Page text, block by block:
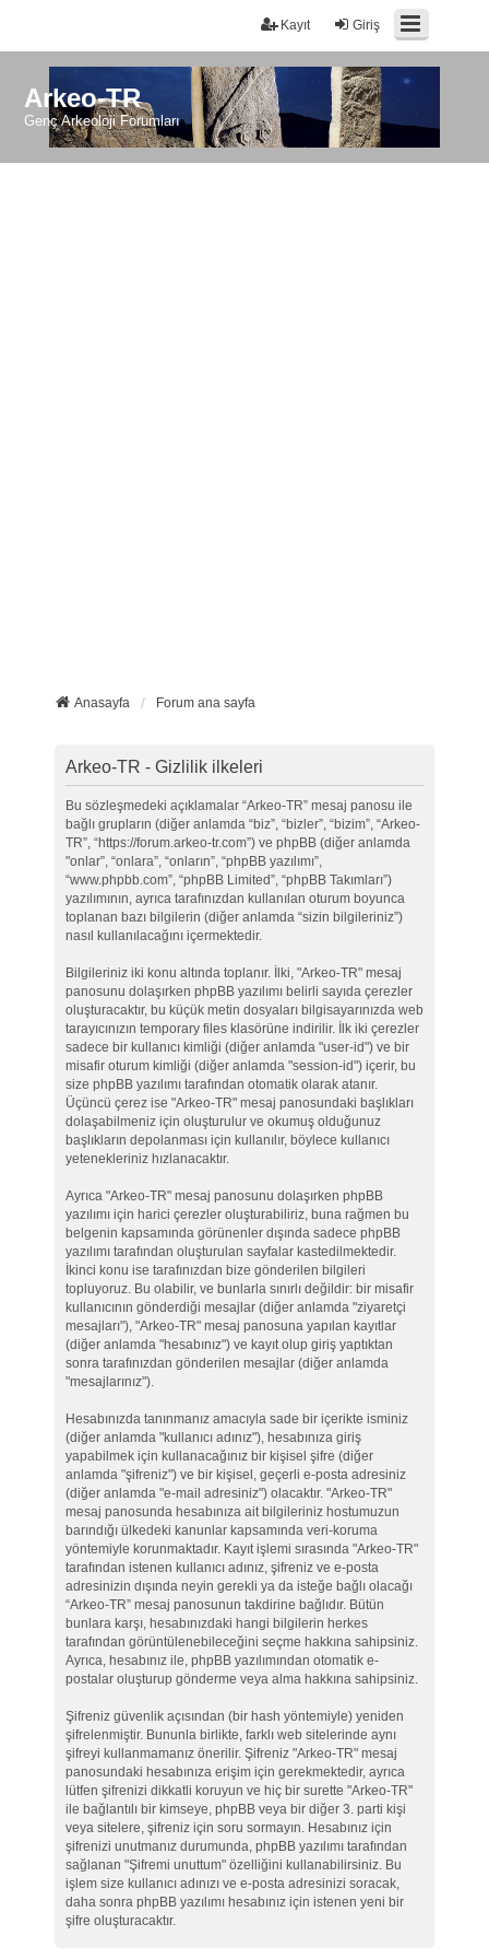
Giriş
Kayıt
Arkeo-TR
Genç Arkeoloji Forumları
Anasayfa Forum ana sayfa
Arkeo-TR - Gizlilik ilkeleri
Bu sözleşmedeki açıklamalar “Arkeo-TR” mesaj panosu ile
bağlı grupların (diğer anlamda “biz”, “bizler”, “bizim”, “Arkeo-
TR”, “https://forum.arkeo-tr.com”) ve phpBB (diğer anlamda
"onlar”, “onlara”, “onların”, “phpBB yazılımı”,
“www.phpbb.com”, “phpBB Limited”, “phpBB Takımları”)
yazılımının, ayrıca tarafınızdan kullanılan oturum boyunca
toplanan bazı bilgilerin (diğer anlamda “sizin bilgileriniz”)
nasıl kullanılacağını içermektedir.
Bilgileriniz iki konu altında toplanır. İlki, "Arkeo-TR" mesaj
panosunu dolaşırken phpBB yazılımı belirli sayıda çerezler
oluşturacaktır, bu küçük metin dosyaları bilgisayarınızda web
tarayıcınızın temporary files klasörüne indirilir. İlk iki çerezler
sadece bir kullanıcı kimliği (diğer anlamda "user-id") ve bir
misafir oturum kimliği (diğer anlamda "session-id") içerir, bu
size phpBB yazılımı tarafından otomatik olarak atanır.
Üçüncü çerez ise "Arkeo-TR" mesaj panosundaki başlıkları
dolaşabilmeniz için oluşturulur ve okumuş olduğunuz
başlıkların depolanması için kullanılır, böylece kullanıcı
yetenekleriniz hızlanacaktır.
Ayrıca "Arkeo-TR" mesaj panosunu dolaşırken phpBB
yazılımı için harici çerezler oluşturabiliriz, buna rağmen bu
belgenin kapsamında görünenler dışında sadece phpBB
yazılımı tarafından oluşturulan sayfalar kastedilmektedir.
İkinci konu ise tarafınızdan bize gönderilen bilgileri
topluyoruz. Bu olabilir, ve bunlarla sınırlı değildir: bir misafir
kullanıcının gönderdiği mesajlar (diğer anlamda "ziyaretçi
mesajları"), "Arkeo-TR" mesaj panosuna yapılan kayıtlar
(diğer anlamda "hesabınız") ve kayıt olup giriş yaptıktan
sonra tarafınızdan gönderilen mesajlar (diğer anlamda
"mesajlarınız").
Hesabınızda tanınmanız amacıyla sade bir içerikte isminiz
(diğer anlamda "kullanıcı adınız"), hesabınıza giriş
yapabilmek için kullanacağınız bir kişisel şifre (diğer
anlamda "şifreniz") ve bir kişisel, geçerli e-posta adresiniz
(diğer anlamda "e-mail adresiniz") olacaktır. "Arkeo-TR"
mesaj panosunda hesabınıza ait bilgileriniz hostumuzun
barındığı ülkedeki kanunlar kapsamında veri-koruma
yöntemiyle korunmaktadır. Kayıt işlemi sırasında "Arkeo-TR"
tarafından istenen kullanıcı adınız, şifreniz ve e-posta
adresinizin dışında neyin gerekli ya da isteğe bağlı olacağı
“Arkeo-TR” mesaj panosunun takdirine bağlıdır. Bütün
bunlara karşı, hesabınızdaki hangi bilgilerin herkes
tarafından görüntülenebileceğini seçme hakkına sahipsiniz.
Ayrıca, hesabınız ile, phpBB yazılımından otomatik e-
postalar oluşturup gönderme veya alma hakkına sahipsiniz.
Şifreniz güvenlik açısından (bir hash yöntemiyle) yeniden
şifrelenmiştir. Bununla birlikte, farklı web sitelerinde aynı
şifreyi kullanmamanız önerilir. Şifreniz "Arkeo-TR" mesaj
panosundaki hesabınıza erişim için gerekmektedir, ayrıca
lütfen şifrenizi dikkatli koruyun ve hiç bir surette "Arkeo-TR"
ile bağlantılı bir kimseye, phpBB veya bir diğer 3. parti kişi
veya sitelere, şifreniz için soru sormayın. Hesabınız için
şifrenizi unutmanız durumunda, phpBB yazılımı tarafından
sağlanan "Şifremi unuttum" özelliğini kullanabilirsiniz. Bu
işlem size kullanıcı adınızı ve e-posta adresinizi soracak,
daha sonra phpBB yazılımı hesabınız için istenen yeni bir
şifre oluşturacaktır.